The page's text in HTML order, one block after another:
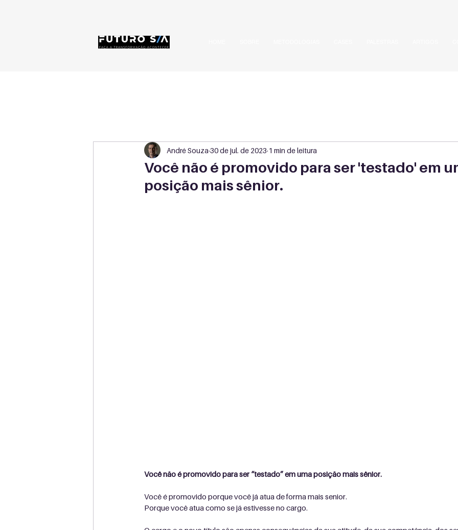
Você não é promovido para ser 'testado' em
posição mais sênior.
André Souza 30 de jul. de 2023 1 min de leitura
Você não é promovido para ser “testado” em uma posição mais sênior.
Você é promovido porque você já atua de forma mais senior.
Porque você atua como se já estivesse no cargo.